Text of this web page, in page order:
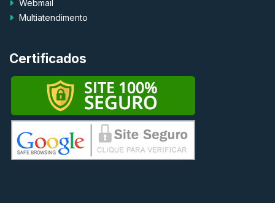
Webmail
Multiatendimento
Certificados